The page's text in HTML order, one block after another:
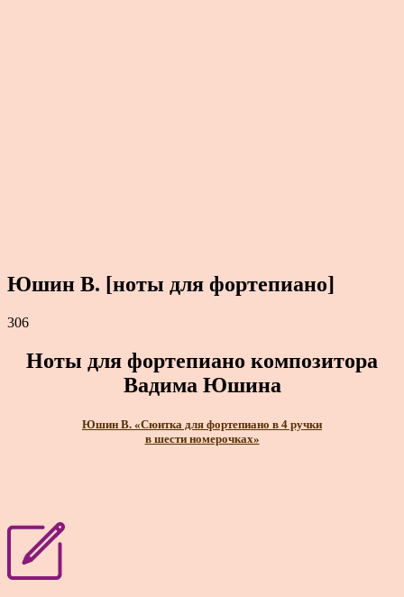
Юшин В. [ноты для фортепиано]
306
Ноты для фортепиано композитора
Вадима Юшина
Юшин В. «Сюитка для фортепиано в 4 ручки
в шести номерочках»